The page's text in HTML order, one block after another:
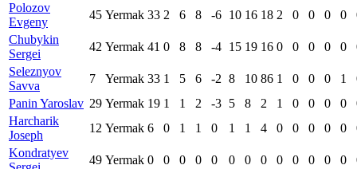
Polozov
Evgeny
45 Yermak 33 2 6 8 -6 10 16 18 2 0 0 0 0
Chubykin
Sergei
42 Yermak 41 0 8 8 -4 15 19 16 0 0 0 0 0
Seleznyov
Savva
7 Yermak 33 1 5 6 -2 8 10 86 1 0 0 0 1
Panin Yaroslav 29 Yermak 19 1 1 2 -3 5 8 2 1 0 0 0 0
Harcharik
Joseph
12 Yermak 6 0 1 1 0 1 1 4 0 0 0 0 0
Kondratyev
49 Yermak 0 0 0 0 0 0 0 0 0 0 0 0 0